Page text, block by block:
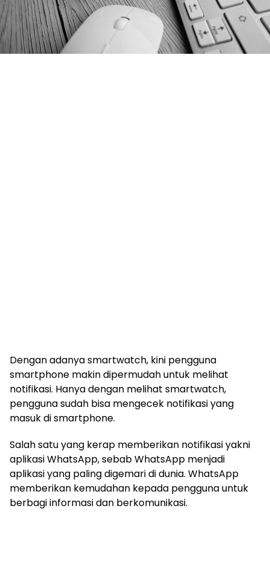
Dengan adanya smartwatch, kini pengguna
smartphone makin dipermudah untuk melihat
notifikasi. Hanya dengan melihat smartwatch,
pengguna sudah bisa mengecek notifikasi yang
masuk di smartphone.
Salah satu yang kerap memberikan notifikasi yakni
aplikasi WhatsApp, sebab WhatsApp menjadi
aplikasi yang paling digemari di dunia. WhatsApp
memberikan kemudahan kepada pengguna untuk
berbagi informasi dan berkomunikasi.